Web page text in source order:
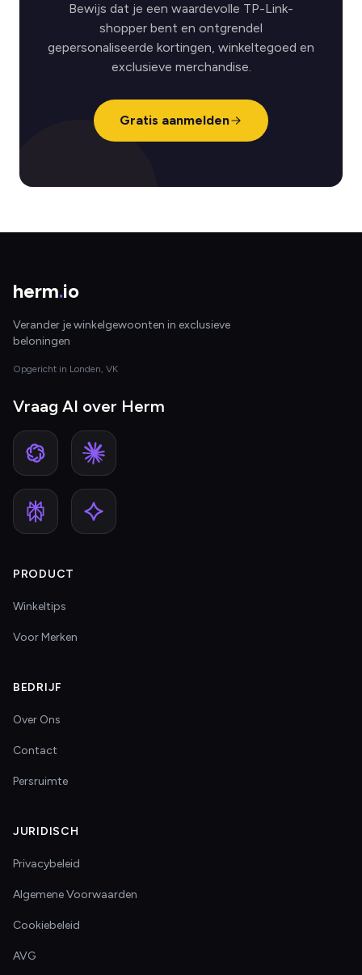
Bewijs dat je een waardevolle TP-Link-
shopper bent en ontgrendel
gepersonaliseerde kortingen, winkeltegoed en
exclusieve merchandise.
Gratis aanmelden
herm.io
Verander je winkelgewoonten in exclusieve
beloningen
Opgericht in Londen, VK
Vraag AI over Herm
PRODUCT
Winkeltips
Voor Merken
BEDRIJF
Over Ons
Contact
Persruimte
JURIDISCH
Privacybeleid
Algemene Voorwaarden
Cookiebeleid
AVG